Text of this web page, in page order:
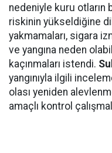
nedeniyle kuru otların
riskinin yükseldiğine
yakmamaları, sigara
ve yangına neden
kaçınmaları istendi.
yangınıyla ilgili
olası yeniden
amaçlı kontrol